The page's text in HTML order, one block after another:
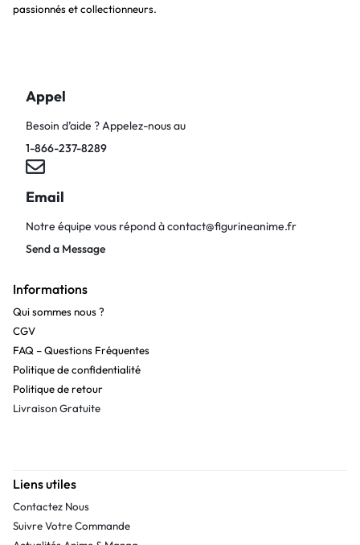
passionnés et collectionneurs.
Appel
Besoin d’aide ? Appelez-nous au
1-866-237-8289
Email
Notre équipe vous répond àcontact@figurineanime.fr
Send a Message
Informations
Qui sommes nous ?
CGV
FAQ – Questions Fréquentes
Politique de confidentialité
Politique de retour
Livraison Gratuite
Liens utiles
Contactez Nous
Suivre Votre Commande